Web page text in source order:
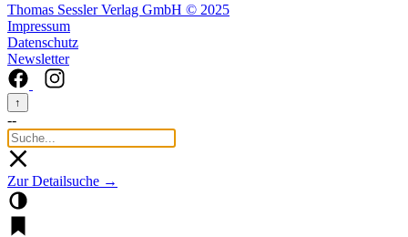
Thomas Sessler Verlag GmbH © 2025
Impressum
Datenschutz
Newsletter
↑
--
Zur Detailsuche →